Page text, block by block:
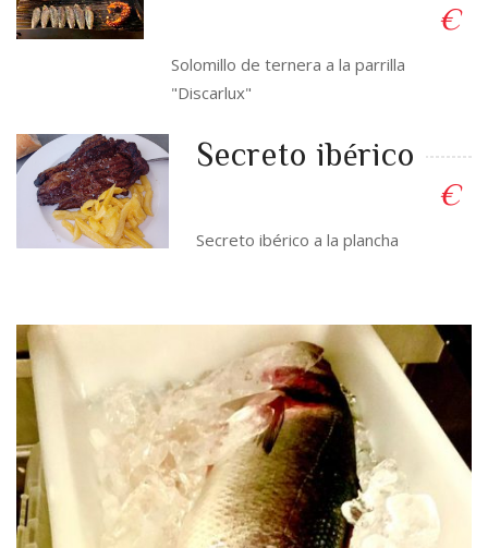
€
Solomillo de ternera a la parrilla
"Discarlux"
Secreto ibérico
€
Secreto ibérico a la plancha